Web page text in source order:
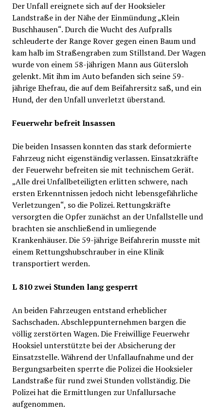
Der Unfall ereignete sich auf der Hooksieler
Landstraße in der Nähe der Einmündung „Klein
Buschhausen“. Durch die Wucht des Aufpralls
schleuderte der Range Rover gegen einen Baum und
kam halb im Straßengraben zum Stillstand. Der Wagen
wurde von einem 58-jährigen Mann aus Gütersloh
gelenkt. Mit ihm im Auto befanden sich seine 59-
jährige Ehefrau, die auf dem Beifahrersitz saß, und ein
Hund, der den Unfall unverletzt überstand.
Feuerwehr befreit Insassen
Die beiden Insassen konnten das stark deformierte
Fahrzeug nicht eigenständig verlassen. Einsatzkräfte
der Feuerwehr befreiten sie mit technischem Gerät.
„Alle drei Unfallbeteiligten erlitten schwere, nach
ersten Erkenntnissen jedoch nicht lebensgefährliche
Verletzungen“, so die Polizei. Rettungskräfte
versorgten die Opfer zunächst an der Unfallstelle und
brachten sie anschließend in umliegende
Krankenhäuser. Die 59-jährige Beifahrerin musste mit
einem Rettungshubschrauber in eine Klinik
transportiert werden.
L 810 zwei Stunden lang gesperrt
An beiden Fahrzeugen entstand erheblicher
Sachschaden. Abschleppunternehmen bargen die
völlig zerstörten Wagen. Die Freiwillige Feuerwehr
Hooksiel unterstützte bei der Absicherung der
Einsatzstelle. Während der Unfallaufnahme und der
Bergungsarbeiten sperrte die Polizei die Hooksieler
Landstraße für rund zwei Stunden vollständig. Die
Polizei hat die Ermittlungen zur Unfallursache
aufgenommen.